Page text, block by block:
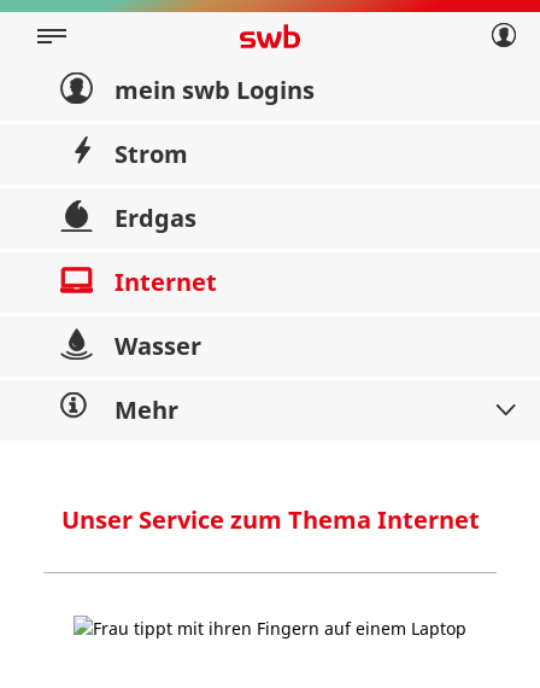
Privatkunden
Geschäftskunden
mein swb Logins
Strom
Erdgas
Internet
Wasser
Mehr
Unser Service zum Thema Internet